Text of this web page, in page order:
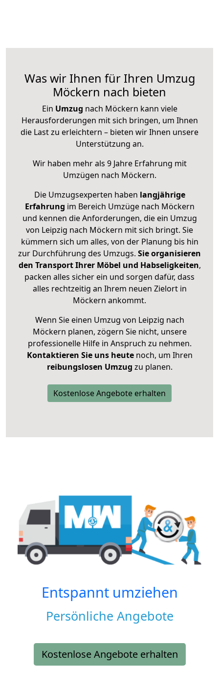
Was wir Ihnen für Ihren Umzug
Möckern nach bieten
Ein Umzug nach Möckern kann viele
Herausforderungen mit sich bringen, um Ihnen
die Last zu erleichtern – bieten wir Ihnen unsere
Unterstützung an.
Wir haben mehr als 9 Jahre Erfahrung mit
Umzügen nach Möckern.
Die Umzugsexperten haben langjährige
Erfahrung im Bereich Umzüge nach Möckern
und kennen die Anforderungen, die ein Umzug
von Leipzig nach Möckern mit sich bringt. Sie
kümmern sich um alles, von der Planung bis hin
zur Durchführung des Umzugs. Sie organisieren
den Transport Ihrer Möbel und Habseligkeiten,
packen alles sicher ein und sorgen dafür, dass
alles rechtzeitig an Ihrem neuen Zielort in
Möckern ankommt.
Wenn Sie einen Umzug von Leipzig nach
Möckern planen, zögern Sie nicht, unsere
professionelle Hilfe in Anspruch zu nehmen.
Kontaktieren Sie uns heutenoch, um Ihren
reibungslosen Umzug zu planen.
Kostenlose Angebote erhalten
Entspannt umziehen
Persönliche Angebote
Kostenlose Angebote erhalten